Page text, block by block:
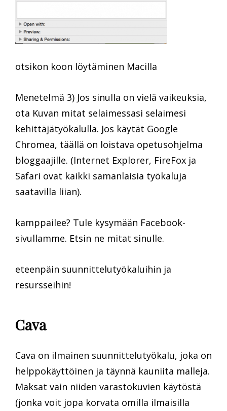
otsikon koon löytäminen Macilla
Menetelmä 3) Jos sinulla on vielä vaikeuksia,
ota Kuvan mitat selaimessasi selaimesi
kehittäjätyökalulla. Jos käytät Google
Chromea, täällä on loistava opetusohjelma
bloggaajille. (Internet Explorer, FireFox ja
Safari ovat kaikki samanlaisia työkaluja
saatavilla liian).
kamppailee? Tule kysymään Facebook-
sivullamme. Etsin ne mitat sinulle.
eteenpäin suunnittelutyökaluihin ja
resursseihin!
Cava
Cava on ilmainen suunnittelutyökalu, joka on
helppokäyttöinen ja täynnä kauniita malleja.
Maksat vain niiden varastokuvien käytöstä
(jonka voit jopa korvata omilla ilmaisilla